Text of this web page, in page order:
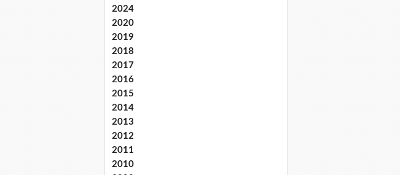
2024
2020
2019
2018
2017
2016
2015
2014
2013
2012
2011
2010